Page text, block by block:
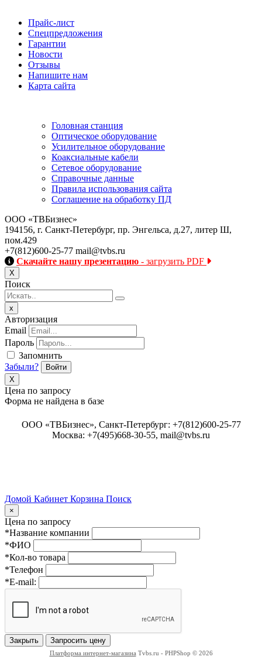
Прайс-лист
Спецпредложения
Гарантии
Новости
Отзывы
Напишите нам
Карта сайта
Головная станция
Оптическое оборудование
Усилительное оборудование
Коаксиальные кабели
Сетевое оборудование
Справочные данные
Правила использования сайта
Соглашение на обработку ПД
ООО «ТВБизнес»
194156, г. Санкт-Петербург, пр. Энгельса, д.27, литер Ш,
пом.429
+7(812)600-25-77 mail@tvbs.ru
Скачайте нашу презентацию - загрузить PDF
Х
Поиск
x
Авторизация
Email
Пароль
Запомнить
Забыли?
Войти
X
Цена по запросу
Форма не найдена в базе
ООО «ТВБизнес», Санкт-Петербург: +7(812)600-25-77
Москва: +7(495)668-30-55, mail@tvbs.ru
Домой Кабинет Корзина Поиск
×
Цена по запросу
*Название компании
*ФИО
*Кол-во товара
*Телефон
*E-mail:
Закрыть Запросить цену
Платформа интернет-магазина Tvbs.ru - PHPShop © 2026